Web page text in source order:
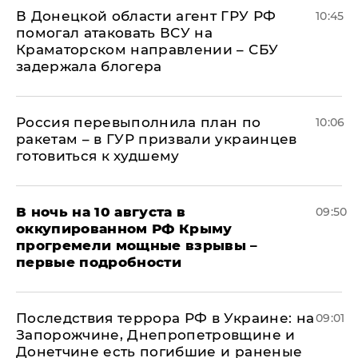
В Донецкой области агент ГРУ РФ
помогал атаковать ВСУ на
Краматорском направлении – СБУ
задержала блогера
10:45
Россия перевыполнила план по
ракетам – в ГУР призвали украинцев
готовиться к худшему
10:06
В ночь на 10 августа в
оккупированном РФ Крыму
прогремели мощные взрывы –
первые подробности
09:50
Последствия террора РФ в Украине: на
Запорожчине, Днепропетровщине и
Донетчине есть погибшие и раненые
09:01